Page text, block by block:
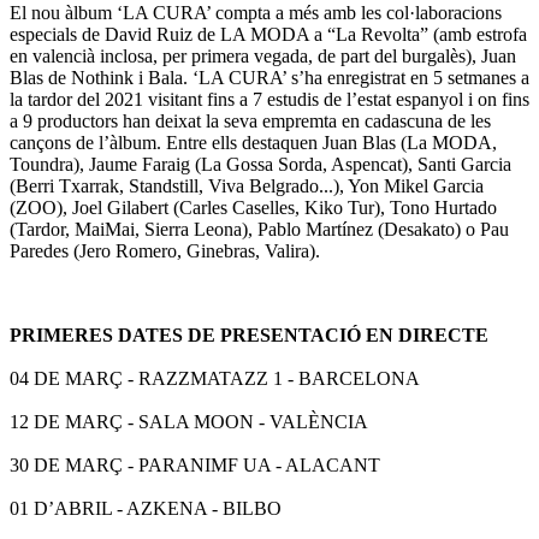
El nou àlbum ‘LA CURA’ compta a més amb les col·laboracions
especials de David Ruiz de LA MODA a “La Revolta” (amb estrofa
en valencià inclosa, per primera vegada, de part del burgalès), Juan
Blas de Nothink i Bala. ‘LA CURA’ s’ha enregistrat en 5 setmanes a
la tardor del 2021 visitant fins a 7 estudis de l’estat espanyol i on fins
a 9 productors han deixat la seva empremta en cadascuna de les
cançons de l’àlbum. Entre ells destaquen Juan Blas (La MODA,
Toundra), Jaume Faraig (La Gossa Sorda, Aspencat), Santi Garcia
(Berri Txarrak, Standstill, Viva Belgrado...), Yon Mikel Garcia
(ZOO), Joel Gilabert (Carles Caselles, Kiko Tur), Tono Hurtado
(Tardor, MaiMai, Sierra Leona), Pablo Martínez (Desakato) o Pau
Paredes (Jero Romero, Ginebras, Valira).
PRIMERES DATES DE PRESENTACIÓ EN DIRECTE
04 DE MARÇ - RAZZMATAZZ 1 - BARCELONA
12 DE MARÇ - SALA MOON - VALÈNCIA
30 DE MARÇ - PARANIMF UA - ALACANT
01 D’ABRIL - AZKENA - BILBO